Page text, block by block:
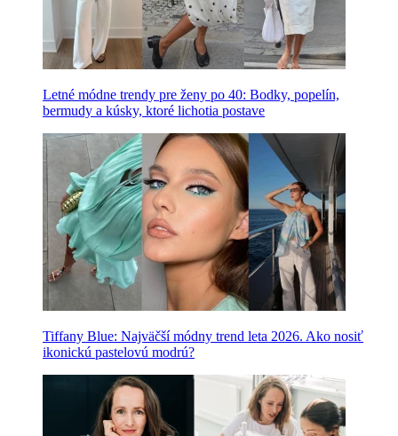
Letné módne trendy pre ženy po 40: Bodky, popelín,
bermudy a kúsky, ktoré lichotia postave
Tiffany Blue: Najväčší módny trend leta 2026. Ako nosiť
ikonickú pastelovú modrú?